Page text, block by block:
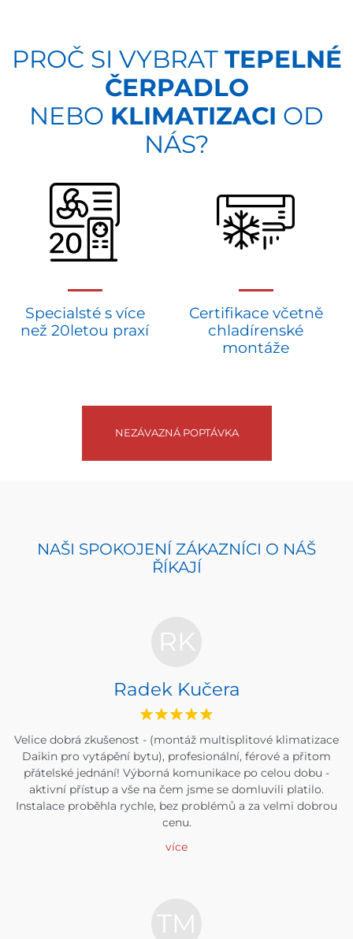
PROČ SI VYBRAT TEPELNÉ
ČERPADLO
NEBO KLIMATIZACI OD
NÁS?
Specialsté s více
než 20letou praxí
Certifikace včetně
chladírenské
montáže
NEZÁVAZNÁ POPTÁVKA
NAŠI SPOKOJENÍ ZÁKAZNÍCI O NÁŠ
ŘÍKAJÍ
RK
Radek Kučera
Velice dobrá zkušenost - (montáž multisplitové klimatizace
Daikin pro vytápění bytu), profesionální, férové a přitom
přátelské jednání! Výborná komunikace po celou dobu -
aktivní přístup a vše na čem jsme se domluvili platilo.
Instalace proběhla rychle, bez problémů a za velmi dobrou
cenu.
více
TM